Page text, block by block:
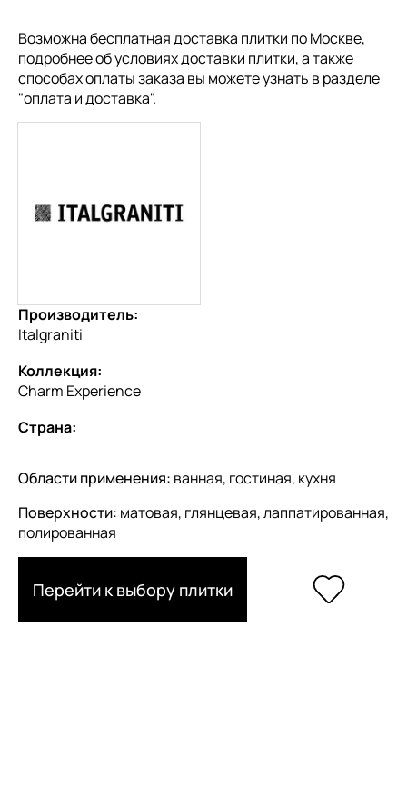
Возможна бесплатная доставка плитки по Москве,
подробнее об условиях доставки плитки, а также
способах оплаты заказа вы можете узнать в разделе
"оплата и доставка".
Производитель:
Italgraniti
Коллекция:
Charm Experience
Страна:
Области применения: ванная, гостиная, кухня
Поверхности: матовая, глянцевая, лаппатированная,
полированная
Перейти к выбору плитки